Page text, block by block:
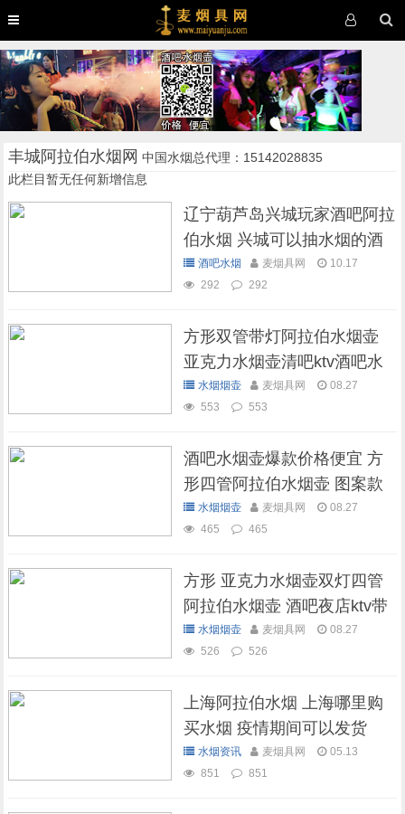
丰城阿拉伯水烟网 中国水烟总代理：15142028835
此栏目暂无任何新增信息
辽宁葫芦岛兴城玩家酒吧阿拉
伯水烟 兴城可以抽水烟的酒
吧酒吧水烟 麦烟具网
10.17
292
292
方形双管带灯阿拉伯水烟壶
亚克力水烟壶清吧ktv酒吧水
烟壶水烟烟壶 麦烟具网
08.27
553
553
酒吧水烟壶爆款价格便宜 方
形四管阿拉伯水烟壶 图案款
水烟烟壶 麦烟具网
08.27
465
465
方形 亚克力水烟壶双灯四管
阿拉伯水烟壶 酒吧夜店ktv带
灯水烟壶
水烟烟壶 麦烟具网
08.27
526
526
上海阿拉伯水烟 上海哪里购
买水烟 疫情期间可以发货
吗？水烟资讯 麦烟具网
05.13
851
851